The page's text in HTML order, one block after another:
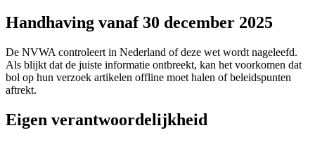
Handhaving vanaf 30 december 2025
De NVWA controleert in Nederland of deze wet wordt nageleefd.
Als blijkt dat de juiste informatie ontbreekt, kan het voorkomen dat
bol op hun verzoek artikelen offline moet halen of beleidspunten
aftrekt.
Eigen verantwoordelijkheid